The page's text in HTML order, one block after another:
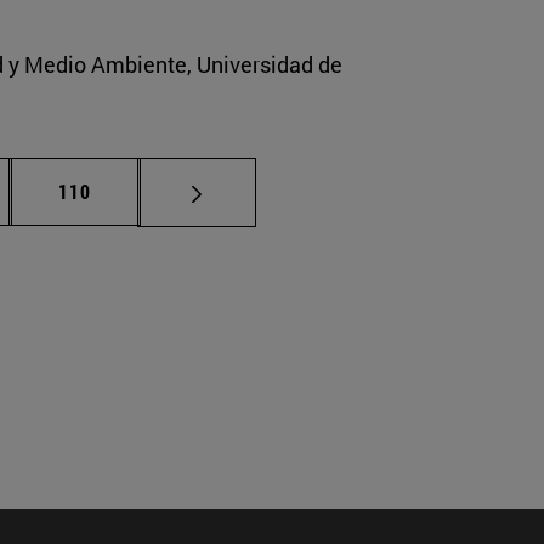
Medio Ambiente, Universidad de
intermedias Use TAB para desplazarse.
Página
110